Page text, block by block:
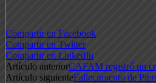
Compartir en Facebook
Compartir en Twitter
Compartir en LinkedIn
Artículo anteriorCAFAM registró un
Artículo siguienteFallecimiento de